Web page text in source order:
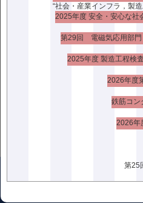
“社会・産業インフラ，製
2025年度 安全・安心な社
2025年度 製造工程検
2026年度
2026年